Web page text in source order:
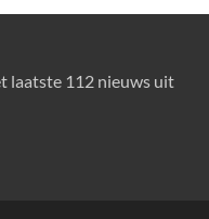
laatste 112 nieuws uit